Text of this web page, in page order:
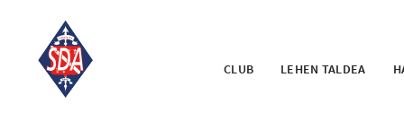
CLUB LEHEN TALDEA